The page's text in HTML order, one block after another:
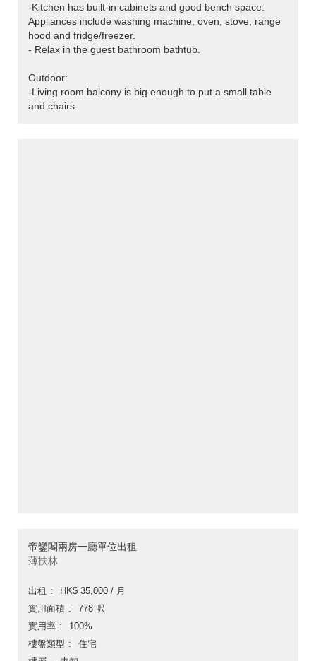
-Kitchen has built-in cabinets and good bench space.
Appliances include washing machine, oven, stove, range
hood and fridge/freezer.
- Relax in the guest bathroom bathtub.
Outdoor:
-Living room balcony is big enough to put a small table
and chairs.
帝鑾閣兩房一廳單位出租
薄扶林
出租
HK$ 35,000 / 月
實用面積
778 呎
實用率
100%
樓盤類型
住宅